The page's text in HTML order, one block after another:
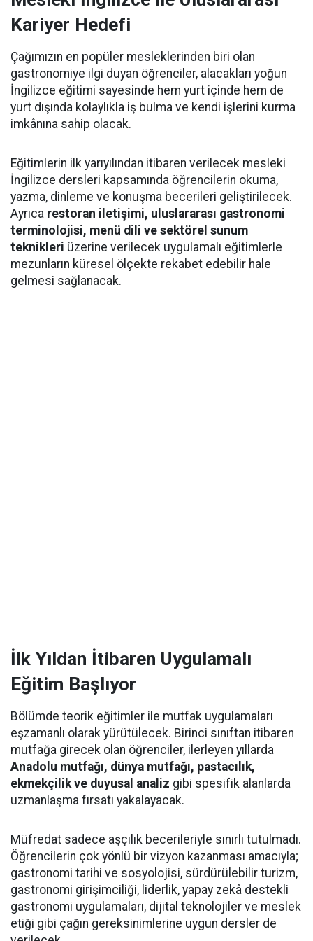
Kariyer Hedefi
Çağımızın en popüler mesleklerinden biri olan
gastronomiye ilgi duyan öğrenciler, alacakları yoğun
İngilizce eğitimi sayesinde hem yurt içinde hem de
yurt dışında kolaylıkla iş bulma ve kendi işlerini kurma
imkânına sahip olacak.
Eğitimlerin ilk yarıyılından itibaren verilecek mesleki
İngilizce dersleri kapsamında öğrencilerin okuma,
yazma, dinleme ve konuşma becerileri geliştirilecek.
Ayrıca restoran iletişimi, uluslararası gastronomi
terminolojisi, menü dili ve sektörel sunum
teknikleri üzerine verilecek uygulamalı eğitimlerle
mezunların küresel ölçekte rekabet edebilir hale
gelmesi sağlanacak.
İlk Yıldan İtibaren Uygulamalı
Eğitim Başlıyor
Bölümde teorik eğitimler ile mutfak uygulamaları
eşzamanlı olarak yürütülecek. Birinci sınıftan itibaren
mutfağa girecek olan öğrenciler, ilerleyen yıllarda
Anadolu mutfağı, dünya mutfağı, pastacılık,
ekmekçilik ve duyusal analiz gibi spesifik alanlarda
uzmanlaşma fırsatı yakalayacak.
Müfredat sadece aşçılık becerileriyle sınırlı tutulmadı.
Öğrencilerin çok yönlü bir vizyon kazanması amacıyla;
gastronomi tarihi ve sosyolojisi, sürdürülebilir turizm,
gastronomi girişimciliği, liderlik, yapay zekâ destekli
gastronomi uygulamaları, dijital teknolojiler ve meslek
etiği gibi çağın gereksinimlerine uygun dersler de